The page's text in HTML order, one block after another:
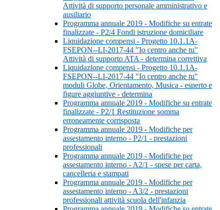
Attività di supporto personale amministrativo e
ausiliario
Programma annuale 2019 - Modifiche su entrate
finalizzate - P2/4 Fondi istruzione domiciliare
Liquidazione compensi - Progetto 10.1.1A-
FSEPON--LI-2017-44 "Io centro anche tu"
Attività di supporto ATA - determina correttiva
Liquidazione compensi - Progetto 10.1.1A-
FSEPON--LI-2017-44 "Io centro anche tu"
moduli Globe, Orientamento, Musica - esperto e
figure aggiuntive - determina
Programma annuale 2019 - Modifiche su entrate
finalizzate - P2/1 Restituzione somma
erroneamente corrisposta
Programma annuale 2019 - Modifiche per
assestamento interno - P2/1 - prestazioni
professionali
Programma annuale 2019 - Modifiche per
assestamento interno - A2/1 - spese per carta,
cancelleria e stampati
Programma annuale 2019 - Modifiche per
assestamento interno - A3/2 - prestazioni
professionali attività scuola dell'infanzia